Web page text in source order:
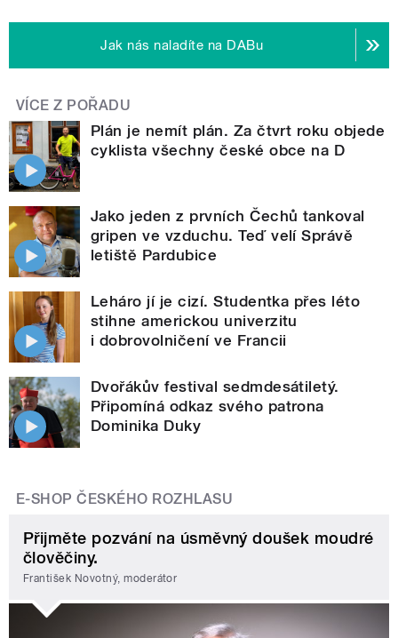
Jak nás naladíte na DABu
VÍCE Z POŘADU
Plán je nemít plán. Za čtvrt roku objede
cyklista všechny české obce na D
Jako jeden z prvních Čechů tankoval
gripen ve vzduchu. Teď velí Správě
letiště Pardubice
Leháro jí je cizí. Studentka přes léto
stihne americkou univerzitu
i dobrovolničení ve Francii
Dvořákův festival sedmdesátiletý.
Připomíná odkaz svého patrona
Dominika Duky
E-SHOP ČESKÉHO ROZHLASU
Přijměte pozvání na úsměvný doušek moudré
člověčiny.
František Novotný, moderátor